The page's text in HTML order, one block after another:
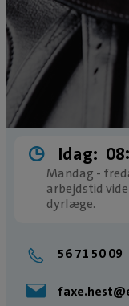
Idag:
Mandag -
arbejdstid
dyrlæge.
56 71 50 09